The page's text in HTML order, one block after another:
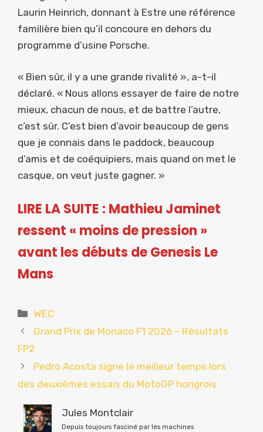
Laurin Heinrich, donnant à Estre une référence
familière bien qu’il concoure en dehors du
programme d’usine Porsche.
« Bien sûr, il y a une grande rivalité », a-t-il
déclaré. « Nous allons essayer de faire de notre
mieux, chacun de nous, et de battre l’autre,
c’est sûr. C’est bien d’avoir beaucoup de gens
que je connais dans le paddock, beaucoup
d’amis et de coéquipiers, mais quand on met le
casque, on veut juste gagner. »
LIRE LA SUITE : Mathieu Jaminet
ressent « moins de pression »
avant les débuts de Genesis Le
Mans
Catégories
WEC
Grand Prix de Monaco F1 2026 – Résultats
FP2
Pedro Acosta signe le meilleur temps lors
des deuxièmes essais du MotoGP hongrois
Jules Montclair
Depuis toujours fasciné par les machines